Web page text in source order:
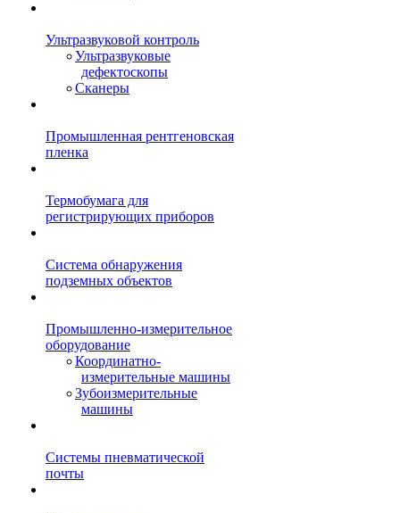
Ультразвуковой контроль
Ультразвуковые
дефектоскопы
Сканеры
Промышленная рентгеновская
пленка
Термобумага для
регистрирующих приборов
Система обнаружения
подземных объектов
Промышленно-измерительное
оборудование
Координатно-
измерительные машины
Зубоизмерительные
машины
Системы пневматической
почты